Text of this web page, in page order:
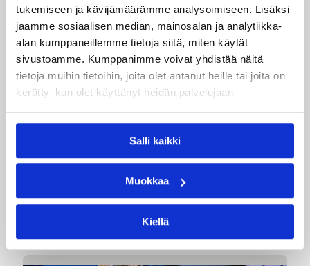
tukemiseen ja kävijämäärämme analysoimiseen. Lisäksi
jaamme sosiaalisen median, mainosalan ja analytiikka-
alan kumppaneillemme tietoja siitä, miten käytät
sivustoamme. Kumppanimme voivat yhdistää näitä
tietoja muihin tietoihin, joita olet antanut heille tai joita on
kerätty, kun olet käyttänyt heidän palvelujaan.
Salli kaikki
Muokkaa
Kiellä
Yleiset06.08.2026 09:31
3×3-koripallon Suomen
mestarit edustavat Suomea
viikonloppuna Nordic Cupissa
Suomen 3×3-koripallon tuoreet Suomen
mestarit suuntaavat viikonloppuna Tanskan
Kööpenhaminassa pelattavaan Nordic Cupiin.